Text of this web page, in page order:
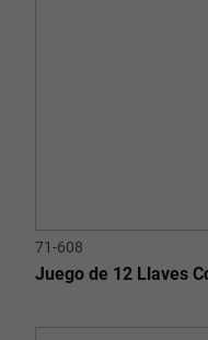
71-608
Juego de 12 Llaves